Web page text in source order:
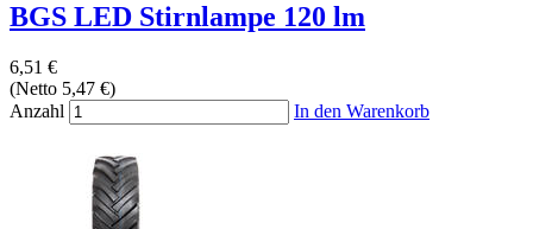
BGS LED Stirnlampe 120 lm
6,51 €
(Netto 5,47 €)
Anzahl
In den Warenkorb